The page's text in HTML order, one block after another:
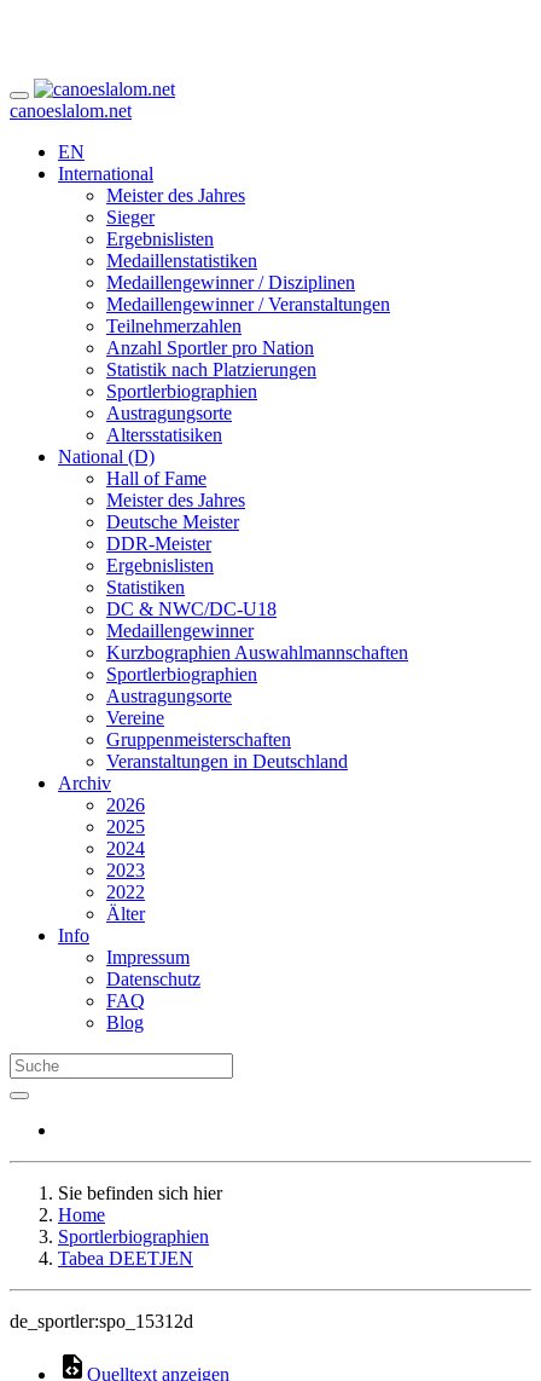
canoeslalom.net
EN
International
Meister des Jahres
Sieger
Ergebnislisten
Medaillenstatistiken
Medaillengewinner / Disziplinen
Medaillengewinner / Veranstaltungen
Teilnehmerzahlen
Anzahl Sportler pro Nation
Statistik nach Platzierungen
Sportlerbiographien
Austragungsorte
Altersstatisiken
National (D)
Hall of Fame
Meister des Jahres
Deutsche Meister
DDR-Meister
Ergebnislisten
Statistiken
DC & NWC/DC-U18
Medaillengewinner
Kurzbographien Auswahlmannschaften
Sportlerbiographien
Austragungsorte
Vereine
Gruppenmeisterschaften
Veranstaltungen in Deutschland
Archiv
2026
2025
2024
2023
2022
Älter
Info
Impressum
Datenschutz
FAQ
Blog
Sie befinden sich hier
Home
Sportlerbiographien
Tabea DEETJEN
de_sportler:spo_15312d
Quelltext anzeigen